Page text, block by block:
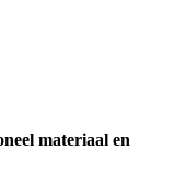
materiaal en